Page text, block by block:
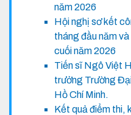
năm 2026
Hội nghị sơ kết
tháng đầu năm
cuối năm 2026
Tiến sĩ Ngô Việt
trưởng Trường
Hồ Chí Minh.
Kết quả điểm thi,